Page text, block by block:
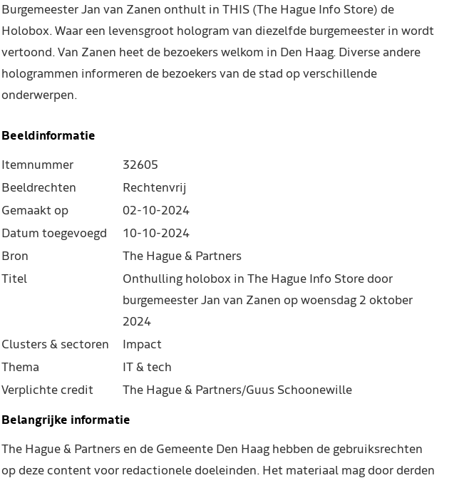
Burgemeester Jan van Zanen onthult in THIS (The Hague Info Store) de
Holobox. Waar een levensgroot hologram van diezelfde burgemeester in wordt
vertoond. Van Zanen heet de bezoekers welkom in Den Haag. Diverse andere
hologrammen informeren de bezoekers van de stad op verschillende
onderwerpen.
Beeldinformatie
Itemnummer
32605
Beeldrechten
Rechtenvrij
Gemaakt op
02-10-2024
Datum toegevoegd
10-10-2024
Bron
The Hague & Partners
Titel
Onthulling holobox in The Hague Info Store door
burgemeester Jan van Zanen op woensdag 2 oktober
2024
Clusters & sectoren
Impact
Thema
IT & tech
Verplichte credit
The Hague & Partners/Guus Schoonewille
Belangrijke informatie
The Hague & Partners en de Gemeente Den Haag hebben de gebruiksrechten
op deze content voor redactionele doeleinden. Het materiaal mag door derden